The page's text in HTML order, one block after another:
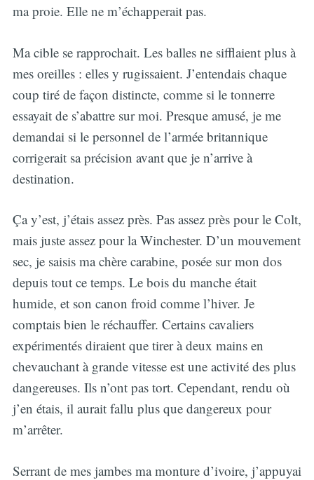
ma proie. Elle ne m’échapperait pas.
Ma cible se rapprochait. Les balles ne sifflaient plus à
mes oreilles : elles y rugissaient. J’entendais chaque
coup tiré de façon distincte, comme si le tonnerre
essayait de s’abattre sur moi. Presque amusé, je me
demandai si le personnel de l’armée britannique
corrigerait sa précision avant que je n’arrive à
destination.
Ça y’est, j’étais assez près. Pas assez près pour le Colt,
mais juste assez pour la Winchester. D’un mouvement
sec, je saisis ma chère carabine, posée sur mon dos
depuis tout ce temps. Le bois du manche était
humide, et son canon froid comme l’hiver. Je
comptais bien le réchauffer. Certains cavaliers
expérimentés diraient que tirer à deux mains en
chevauchant à grande vitesse est une activité des plus
dangereuses. Ils n’ont pas tort. Cependant, rendu où
j’en étais, il aurait fallu plus que dangereux pour
m’arrêter.
Serrant de mes jambes ma monture d’ivoire, j’appuyai